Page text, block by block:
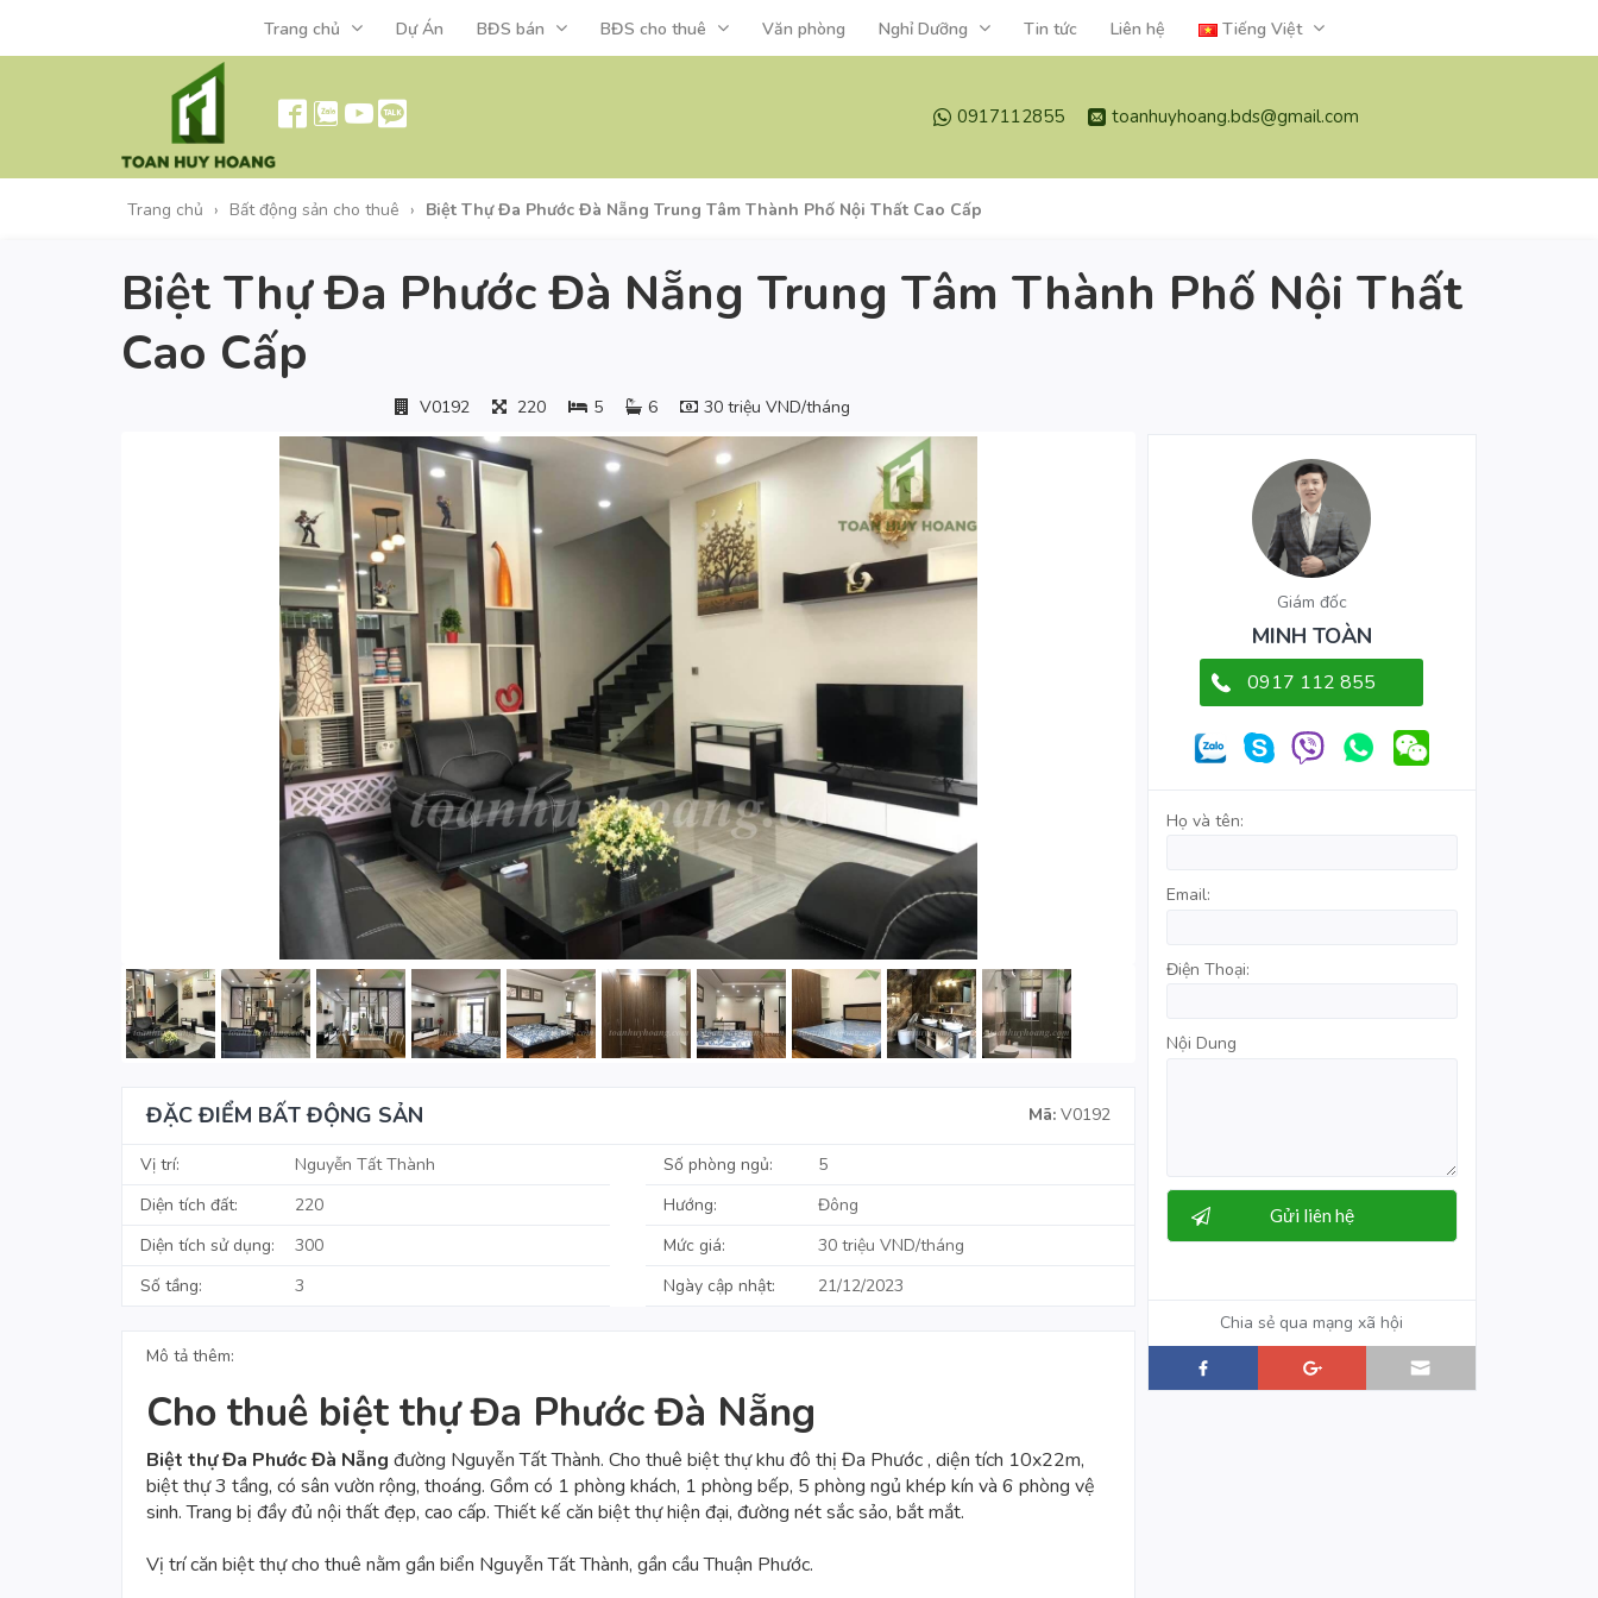
Trang chủ Dự Án BĐS bán BĐS cho thuê Văn phòng Nghỉ Dưỡng Tin tức Liên hệ Tiếng Việt
0917112855 toanhuyhoang.bds@gmail.com
Trang chủ › Bất động sản cho thuê › Biệt Thự Đa Phước Đà Nẵng Trung Tâm Thành Phố Nội Thất Cao Cấp
Biệt Thự Đa Phước Đà Nẵng Trung Tâm Thành Phố Nội Thất
Cao Cấp
V0192 220 5 6 30 triệu VND/tháng
ĐẶC ĐIỂM BẤT ĐỘNG SẢN Mã:V0192
Vị trí:
Nguyễn Tất Thành
Diện tích đất:
220
Diện tích sử dụng:
300
Số tầng:
3
Số phòng ngủ:
5
Hướng:
Đông
Mức giá:
30 triệu VND/tháng
Ngày cập nhật:
21/12/2023
Mô tả thêm:
Cho thuê biệt thự Đa Phước Đà Nẵng
Biệt thựĐa Phước Đà Nẵng đường Nguyễn Tất Thành. Cho thuê biệt thựkhu đô thị Đa Phước, diện tích 10x22m,
biệt thự 3 tầng, có sân vườn rộng, thoáng. Gồm có 1 phòng khách, 1 phòng bếp, 5 phòng ngủ khép kín và 6 phòng vệ
sinh. Trang bị đầy đủ nội thất đẹp, cao cấp. Thiết kế căn biệt thự hiện đại, đường nét sắc sảo, bắt mắt.
Vị trí căn biệt thựcho thuê nằm gần biển Nguyễn Tất Thành, gần cầu Thuận Phước.
Giám đốc
MINH TOÀN
0917 112 855
Họ và tên:
Email:
Điện Thoại:
Nội Dung
Chia sẻ qua mạng xã hội